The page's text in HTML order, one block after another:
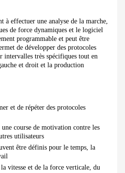
à effectuer une analyse de la marche,
de force dynamiques et le logiciel
programmable et peut être
de développer des protocoles
intervalles très spécifiques tout en
et droit et la production
et de répéter des protocoles
course de motivation contre les
utilisateurs
être définis pour le temps, la
vitesse et de la force verticale, du